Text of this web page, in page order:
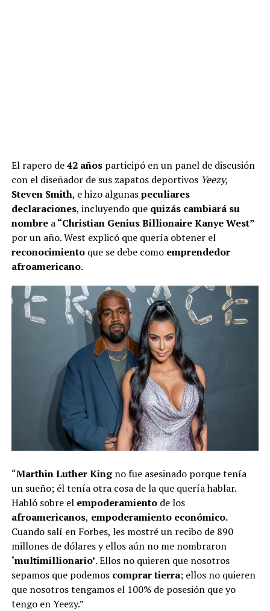
El rapero de42 añosparticipó en un panel de discusión
con el diseñador de sus zapatos deportivos Yeezy,
Steven Smith, e hizo algunaspeculiares
declaraciones, incluyendo que quizás cambiará su
nombrea“Christian Genius Billionaire Kanye West”
por un año. West explicó que quería obtener el
reconocimientoque se debe como emprendedor
afroamericano.
“Marthin Luther Kingno fue asesinado porque tenía
un sueño; él tenía otra cosa de la que quería hablar.
Habló sobre el empoderamientode los
afroamericanos, empoderamiento económico.
Cuando salí en Forbes, les mostré un recibo de 890
millones de dólares y ellos aún no me nombraron
‘multimillionario’. Ellos no quieren que nosotros
sepamos que podemos comprar tierra; ellos no quieren
que nosotros tengamos el 100% de posesión que yo
tengo en Yeezy.”